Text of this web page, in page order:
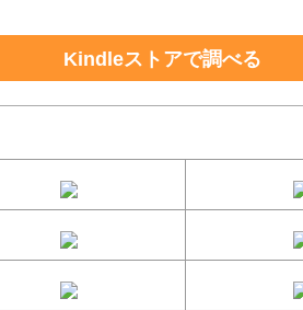
Kindleストアで調べる